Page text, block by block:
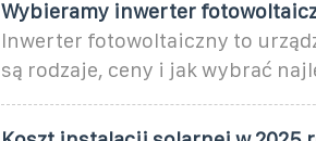
Wybieramy inwerter
Inwerter fotowoltaiczny to
są rodzaje, ceny i jak wybrać